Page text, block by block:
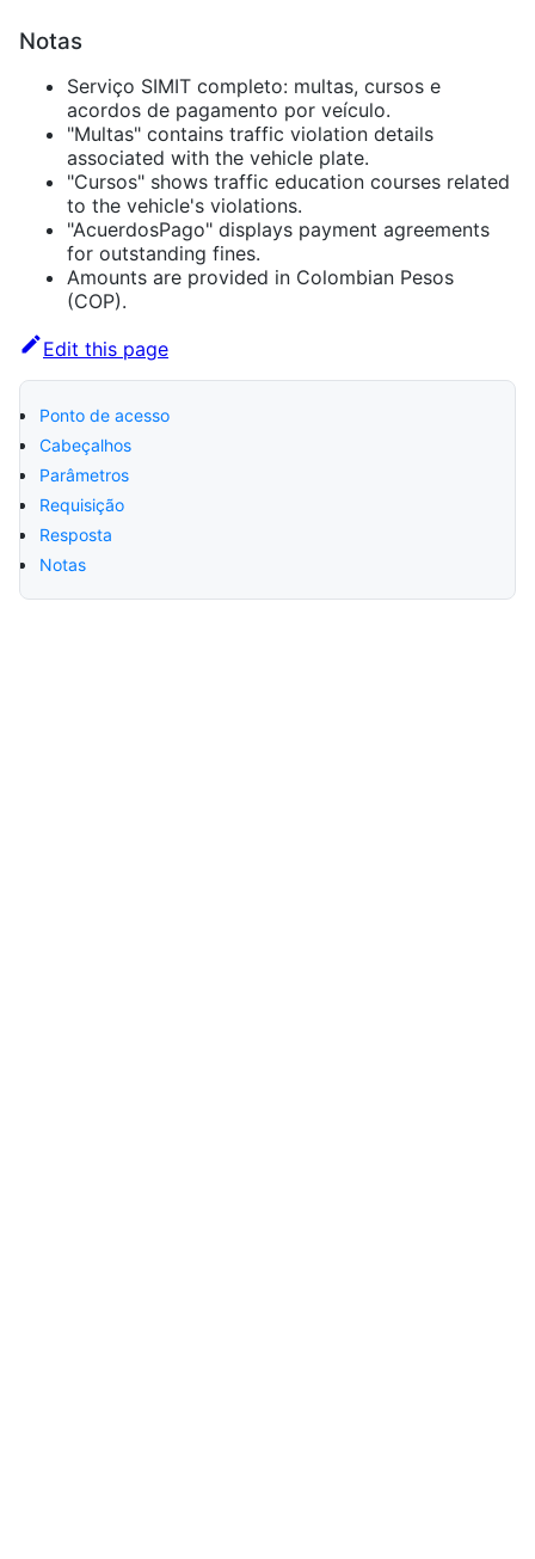
Notas
Serviço SIMIT completo: multas, cursos e
acordos de pagamento por veículo.
"Multas" contains traffic violation details
associated with the vehicle plate.
"Cursos" shows traffic education courses related
to the vehicle's violations.
"AcuerdosPago" displays payment agreements
for outstanding fines.
Amounts are provided in Colombian Pesos
(COP).
Edit this page
Ponto de acesso
Cabeçalhos
Parâmetros
Requisição
Resposta
Notas